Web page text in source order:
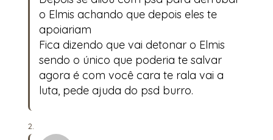
o Elmis achando que depois eles te
apoiariam
Fica dizendo que vai detonar o Elmis
sendo o único que poderia te salvar
agora é com você cara te rala vai a
luta, pede ajuda do psd burro.